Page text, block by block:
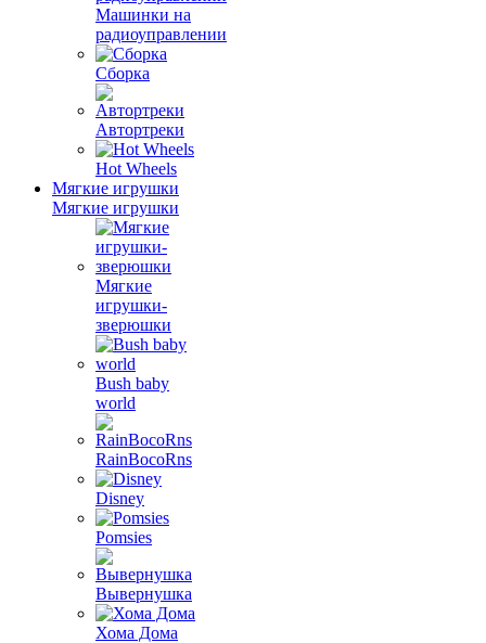
Машинки на
радиоуправлении
Сборка
Автортреки
Hot Wheels
Мягкие игрушки
Мягкие игрушки
Мягкие
игрушки-
зверюшки
Bush baby
world
RainBocoRns
Disney
Pomsies
Вывернушка
Хома Дома